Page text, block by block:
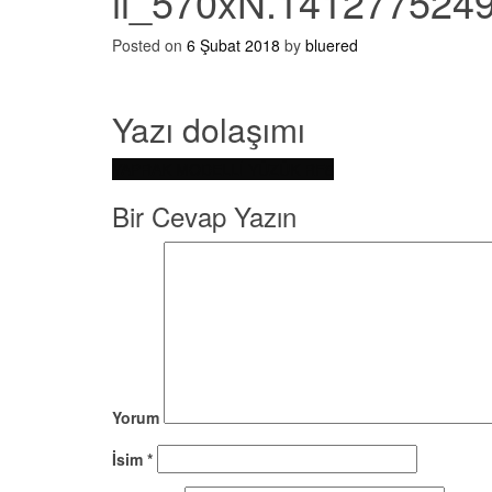
Posted on 6 Şubat 2018 by bluered
Yazı dolaşımı
Bir Cevap Yazın
Yorum
İsim *